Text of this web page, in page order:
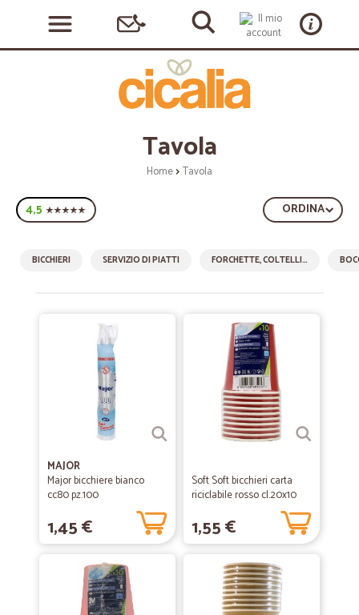
Tavola
Home Tavola
4,5 ORDINA
BICCHIERI SERVIZIO DI PIATTI FORCHETTE, COLTELLI E CUCCHIAI
MAJOR
Major bicchiere bianco
cc80 pz.100
1,45 €
Soft Soft bicchieri carta
riciclabile rosso cl.20x10
1,55 €